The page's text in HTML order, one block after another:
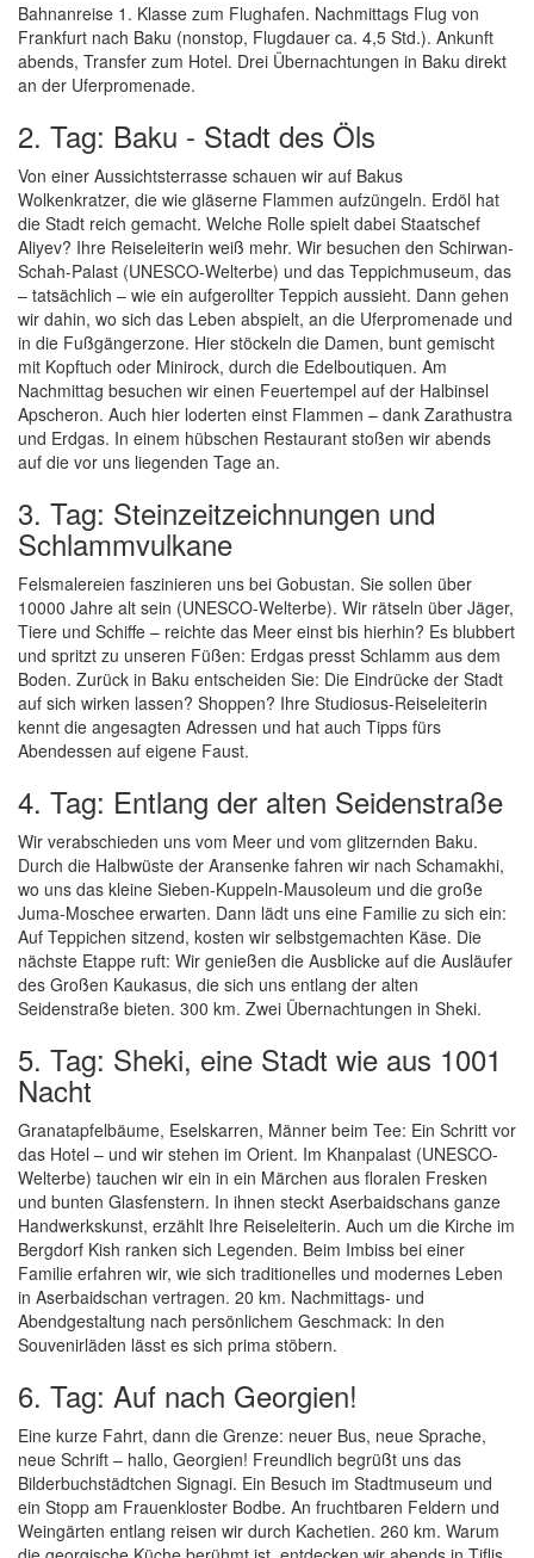
Bahnanreise 1. Klasse zum Flughafen. Nachmittags Flug von
Frankfurt nach Baku (nonstop, Flugdauer ca. 4,5 Std.). Ankunft
abends, Transfer zum Hotel. Drei Übernachtungen in Baku direkt
an der Uferpromenade.
2. Tag: Baku - Stadt des Öls
Von einer Aussichtsterrasse schauen wir auf Bakus
Wolkenkratzer, die wie gläserne Flammen aufzüngeln. Erdöl hat
die Stadt reich gemacht. Welche Rolle spielt dabei Staatschef
Aliyev? Ihre Reiseleiterin weiß mehr. Wir besuchen den Schirwan-
Schah-Palast (UNESCO-Welterbe) und das Teppichmuseum, das
– tatsächlich – wie ein aufgerollter Teppich aussieht. Dann gehen
wir dahin, wo sich das Leben abspielt, an die Uferpromenade und
in die Fußgängerzone. Hier stöckeln die Damen, bunt gemischt
mit Kopftuch oder Minirock, durch die Edelboutiquen. Am
Nachmittag besuchen wir einen Feuertempel auf der Halbinsel
Apscheron. Auch hier loderten einst Flammen – dank Zarathustra
und Erdgas. In einem hübschen Restaurant stoßen wir abends
auf die vor uns liegenden Tage an.
3. Tag: Steinzeitzeichnungen und
Schlammvulkane
Felsmalereien faszinieren uns bei Gobustan. Sie sollen über
10000 Jahre alt sein (UNESCO-Welterbe). Wir rätseln über Jäger,
Tiere und Schiffe – reichte das Meer einst bis hierhin? Es blubbert
und spritzt zu unseren Füßen: Erdgas presst Schlamm aus dem
Boden. Zurück in Baku entscheiden Sie: Die Eindrücke der Stadt
auf sich wirken lassen? Shoppen? Ihre Studiosus-Reiseleiterin
kennt die angesagten Adressen und hat auch Tipps fürs
Abendessen auf eigene Faust.
4. Tag: Entlang der alten Seidenstraße
Wir verabschieden uns vom Meer und vom glitzernden Baku.
Durch die Halbwüste der Aransenke fahren wir nach Schamakhi,
wo uns das kleine Sieben-Kuppeln-Mausoleum und die große
Juma-Moschee erwarten. Dann lädt uns eine Familie zu sich ein:
Auf Teppichen sitzend, kosten wir selbstgemachten Käse. Die
nächste Etappe ruft: Wir genießen die Ausblicke auf die Ausläufer
des Großen Kaukasus, die sich uns entlang der alten
Seidenstraße bieten. 300 km. Zwei Übernachtungen in Sheki.
5. Tag: Sheki, eine Stadt wie aus 1001
Nacht
Granatapfelbäume, Eselskarren, Männer beim Tee: Ein Schritt vor
das Hotel – und wir stehen im Orient. Im Khanpalast (UNESCO-
Welterbe) tauchen wir ein in ein Märchen aus floralen Fresken
und bunten Glasfenstern. In ihnen steckt Aserbaidschans ganze
Handwerkskunst, erzählt Ihre Reiseleiterin. Auch um die Kirche im
Bergdorf Kish ranken sich Legenden. Beim Imbiss bei einer
Familie erfahren wir, wie sich traditionelles und modernes Leben
in Aserbaidschan vertragen. 20 km. Nachmittags- und
Abendgestaltung nach persönlichem Geschmack: In den
Souvenirläden lässt es sich prima stöbern.
6. Tag: Auf nach Georgien!
Eine kurze Fahrt, dann die Grenze: neuer Bus, neue Sprache,
neue Schrift – hallo, Georgien! Freundlich begrüßt uns das
Bilderbuchstädtchen Signagi. Ein Besuch im Stadtmuseum und
ein Stopp am Frauenkloster Bodbe. An fruchtbaren Feldern und
Weingärten entlang reisen wir durch Kachetien. 260 km. Warum